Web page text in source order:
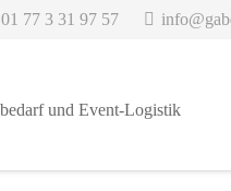
01 77 3 31 97 57